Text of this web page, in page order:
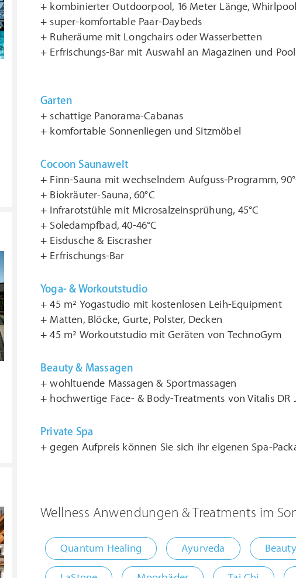
+ kombinierter Outdoorpool, 16 Meter Länge,
+ super-komfortable Paar-Daybeds
+ Ruheräume mit Longchairs oder Wasserbetten
+ Erfrischungs-Bar mit Auswahl an Magazinen und
Garten
+ schattige Panorama-Cabanas
+ komfortable Sonnenliegen und Sitzmöbel
Cocoon Saunawelt
+ Finn-Sauna mit wechselndem Aufguss-Programm,
+ Biokräuter-Sauna, 60°C
+ Infrarotstühle mit Microsalzeinsprühung, 45°C
+ Soledampfbad, 40-46°C
+ Eisdusche & Eiscrasher
+ Erfrischungs-Bar
Yoga- & Workoutstudio
+ 45 m² Yogastudio mit kostenlosen Leih-Equipment
+ Matten, Blöcke, Gurte, Polster, Decken
+ 45 m² Workoutstudio mit Geräten von TechnoGym
Beauty & Massagen
+ wohltuende Massagen & Sportmassagen
+ hochwertige Face- & Body-Treatments von Vitalis DR
Private Spa
+ gegen Aufpreis können Sie sich ihr eigenen Spa-
Wellness Anwendungen & Treatments im
Quantum Healing Ayurveda Beauty